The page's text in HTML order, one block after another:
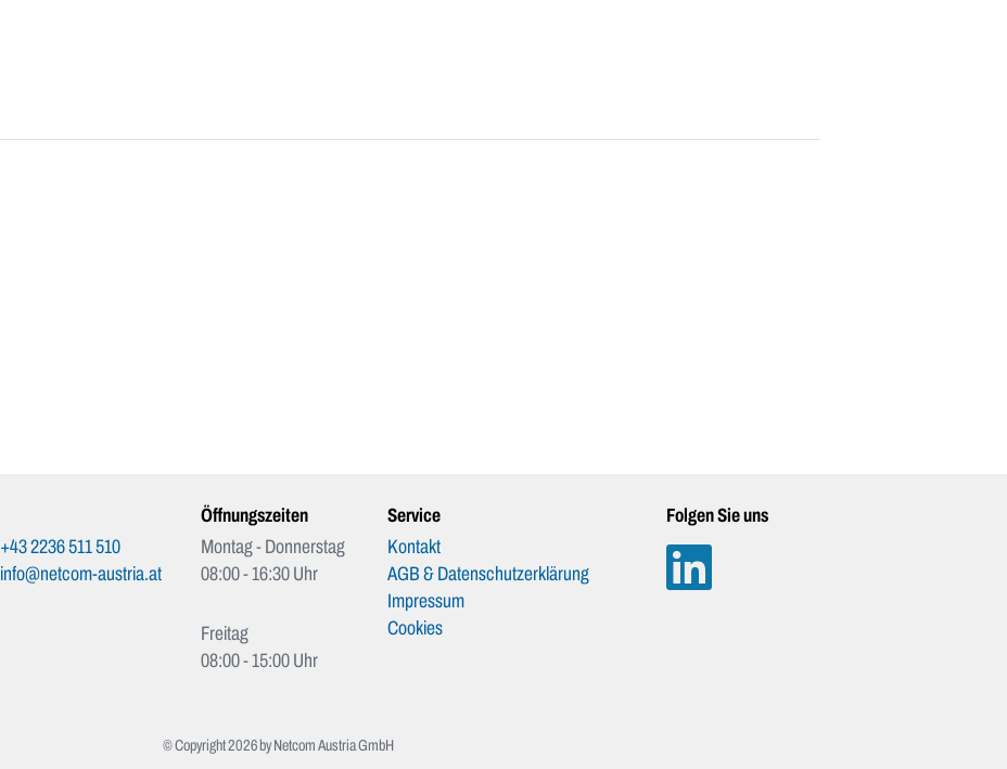
+43 2236 511 510
info@netcom-austria.at
Öffnungszeiten
Montag - Donnerstag
08:00 - 16:30 Uhr
Freitag
08:00 - 15:00 Uhr
Service
Kontakt
AGB & Datenschutzerklärung
Impressum
Cookies
Folgen Sie uns
© Copyright 2026 by Netcom Austria GmbH